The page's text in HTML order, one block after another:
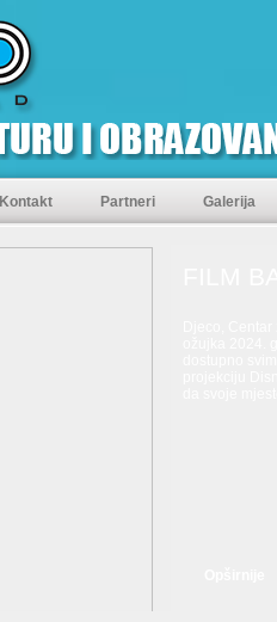
Kontakt Partneri Galerija